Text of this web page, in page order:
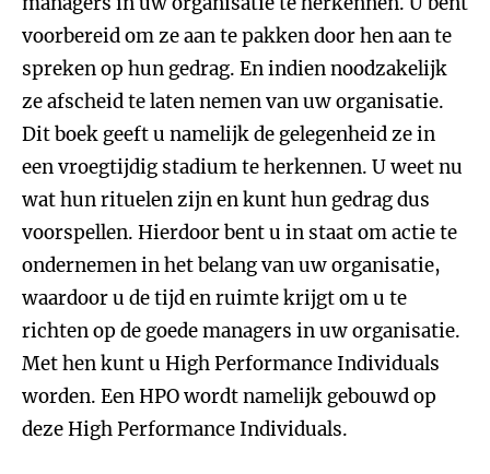
voorbereid om ze aan te pakken door hen aan te
spreken op hun gedrag. En indien noodzakelijk
ze afscheid te laten nemen van uw organisatie.
Dit boek geeft u namelijk de gelegenheid ze in
een vroegtijdig stadium te herkennen. U weet nu
wat hun rituelen zijn en kunt hun gedrag dus
voorspellen. Hierdoor bent u in staat om actie te
ondernemen in het belang van uw organisatie,
waardoor u de tijd en ruimte krijgt om u te
richten op de goede managers in uw organisatie.
Met hen kunt u High Performance Individuals
worden. Een HPO wordt namelijk gebouwd op
deze High Performance Individuals.